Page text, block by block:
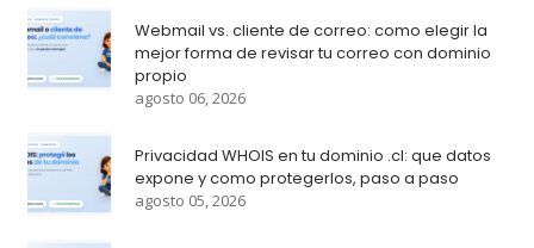
Webmail vs. cliente de correo: como elegir la
mejor forma de revisar tu correo con dominio
propio
agosto 06, 2026
Privacidad WHOIS en tu dominio .cl: que datos
expone y como protegerlos, paso a paso
agosto 05, 2026